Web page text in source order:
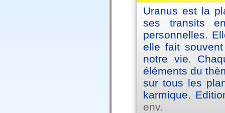
Uranus est la
ses transits
personnelles.
elle fait
notre vie.
éléments du
sur tous les
karmique.
env.